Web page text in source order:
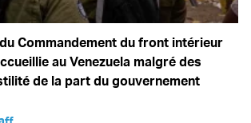
Commandement du front intérieur
au Venezuela malgré des
de la part du gouvernement